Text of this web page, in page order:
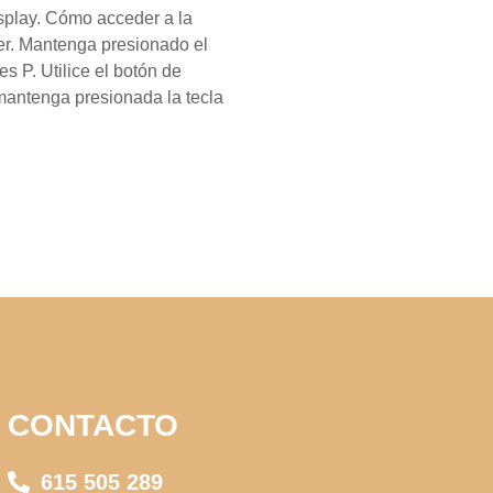
Cómo acceder a la
Mantenga presionado el
P. Utilice el botón de
presionada la tecla
CONTACTO
615 505 289